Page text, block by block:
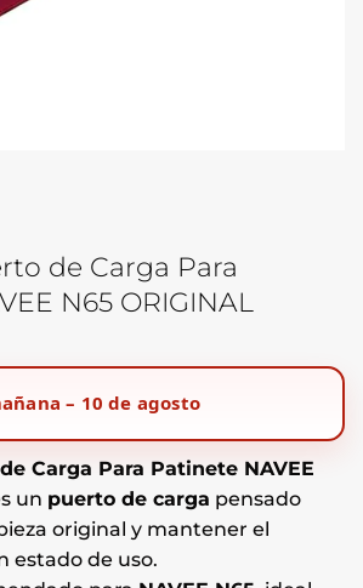
de Carga Para
N65 ORIGINAL
– 10 de agosto
Carga Para Patinete NAVEE
un puerto de carga pensado
original y mantener el
estado de uso.